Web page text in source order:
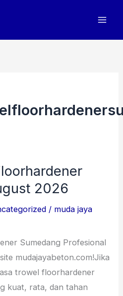
2026
/ muda jaya
Sumedang Profesional
mudajayabeton.com!Jika
trowel floorhardener
kuat, rata, dan tahan